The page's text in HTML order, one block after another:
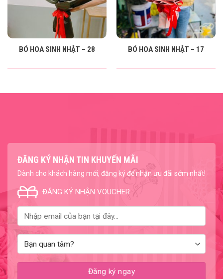
BÓ HOA SINH NHẬT – 28 BÓ HOA SINH NHẬT – 17
ĐĂNG KÝ NHẬN TIN KHUYẾN MÃI
Dành cho khách hàng mới, đăng ký để nhận ưu đãi sớm nhất!
ĐĂNG KÝ NHẬN VOUCHER